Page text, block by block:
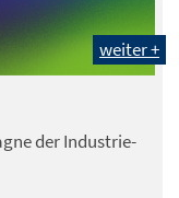
weiter +
der Industrie-